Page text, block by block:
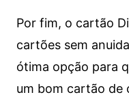
Por fim, o cartão
cartões sem
ótima opção para
um bom cartão de